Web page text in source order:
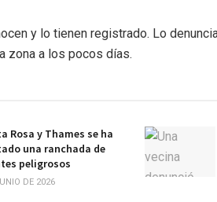
y lo tienen registrado. Lo
zona a los pocos días.
Rosa y Thames se ha
una ranchada de
peligrosos
DE 2026